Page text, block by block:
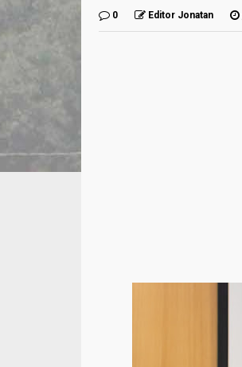
0 Editor Jonatan